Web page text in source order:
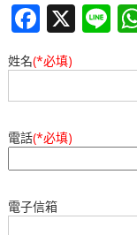
F
a
c
e
b
k
X Li
e
姓名(*必填)
電話(*必填)
電子信箱